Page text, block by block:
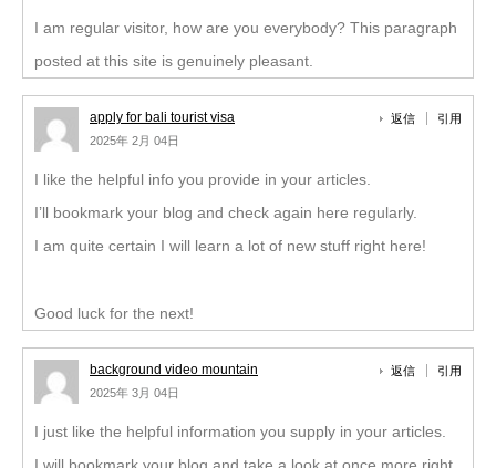
I am regular visitor, how are you everybody? This paragraph
posted at this site is genuinely pleasant.
apply for bali tourist visa
2025年 2月 04日
返信 引用
I like the helpful info you provide in your articles.
I’ll bookmark your blog and check again here regularly.
I am quite certain I will learn a lot of new stuff right here!
Good luck for the next!
background video mountain
2025年 3月 04日
返信 引用
I just like the helpful information you supply in your articles.